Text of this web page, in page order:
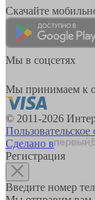
Скачайте
Мы в соцсетях
Мы принимаем к
© 2011-2026
Пользовательское
Сделано в
Регистрация
Введите номер